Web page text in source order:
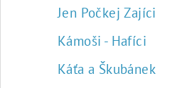
Jen Počkej Zajíci
Kámoši - Hafíci
Káťa a Škubánek